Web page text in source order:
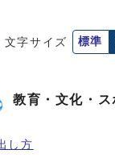
文字サイズ 標準
教育・文化・ス
し方